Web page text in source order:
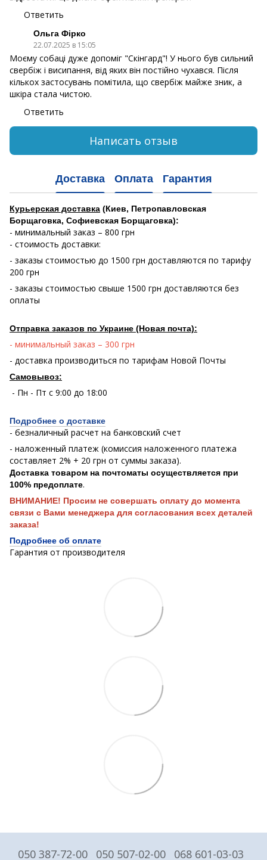
Ответить
Ольга Фірко
22.07.2025 в 15:05
Моєму собаці дуже допоміг "Скінгард"! У нього був сильний
свербіж і висипання, від яких він постійно чухався. Після
кількох застосувань помітила, що свербіж майже зник, а
шкіра стала чистою.
Ответить
Написать отзыв
Доставка Оплата Гарантия
Курьерская доставка (Киев, Петропавловская
Борщаговка, Софиевская Борщаговка):
- минимальный заказ – 800 грн
- стоимость доставки:
- заказы стоимостью до 1500 грн доставляются по тарифу
200 грн
- заказы стоимостью свыше 1500 грн доставляются без
оплаты
Отправка заказов по Украине (Новая почта):
- минимальный заказ – 300 грн
- доставка производиться по тарифам Новой Почты
Самовывоз:
- Пн - Пт с 9:00 до 18:00
Подробнее о доставке
- безналичный расчет на банковский счет
- наложенный платеж (комиссия наложенного платежа
составляет 2% + 20 грн от суммы заказа).
Доставка товаром на почтоматы осуществляется при
100% предоплате.
ВНИМАНИЕ! Просим не совершать оплату до момента
связи с Вами менеджера для согласования всех деталей
заказа!
Подробнее об оплате
Гарантия от производителя
050 387-72-00 050 507-02-00 068 601-03-03